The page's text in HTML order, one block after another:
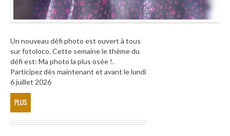
Un nouveau défi photo est ouvert à tous
sur fotoloco. Cette semaine le thème du
défi est: Ma photo la plus osée !.
Participez dès maintenant et avant le lundi
6 juillet 2026
PLUS